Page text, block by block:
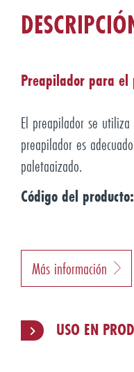
Preapilador para el
El preapilador se
preapilador es
paletaaizado.
Código del
Más información
USO EN